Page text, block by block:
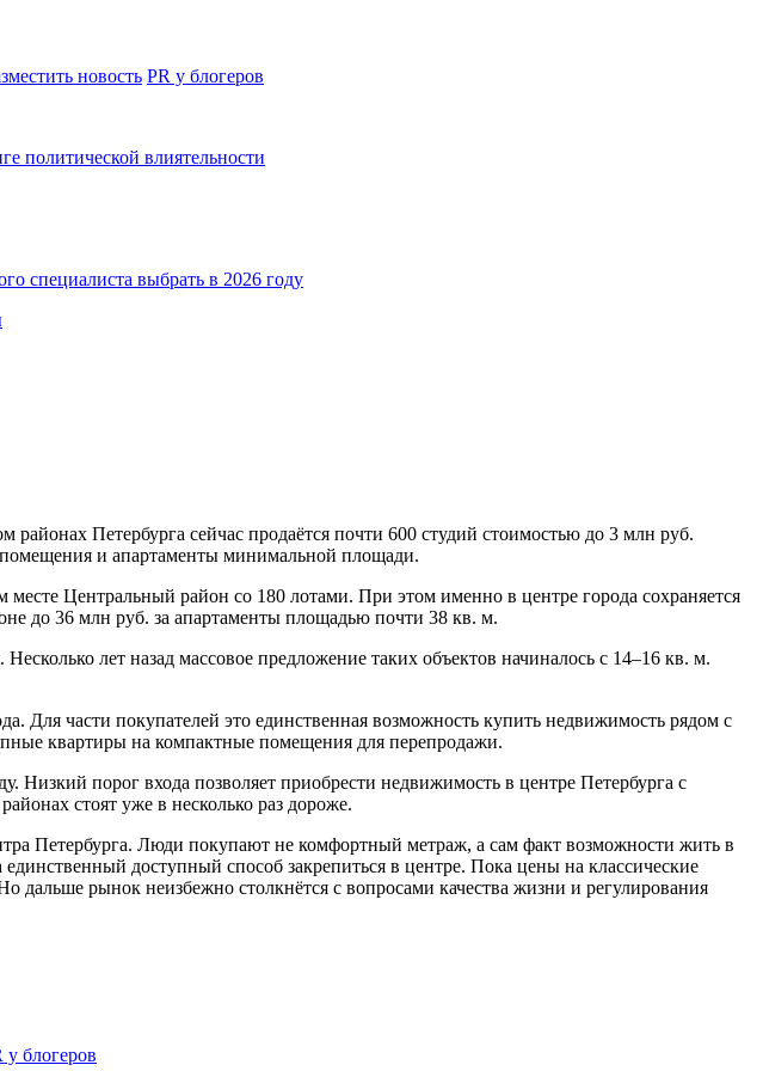
новость PR у блогеров
политической влиятельности
специалиста выбрать в 2026 году
Петербурга сейчас продаётся почти 600 студий стоимостью до 3 млн руб.
и апартаменты минимальной площади.
Центральный район со 180 лотами. При этом именно в центре города сохраняется
до 36 млн руб. за апартаменты площадью почти 38 кв. м.
лет назад массовое предложение таких объектов начиналось с 14–16 кв. м.
Для части покупателей это единственная возможность купить недвижимость рядом с
квартиры на компактные помещения для перепродажи.
порог входа позволяет приобрести недвижимость в центре Петербурга с
стоят уже в несколько раз дороже.
Петербурга. Люди покупают не комфортный метраж, а сам факт возможности жить в
доступный способ закрепиться в центре. Пока цены на классические
дальше рынок неизбежно столкнётся с вопросами качества жизни и регулирования
у блогеров